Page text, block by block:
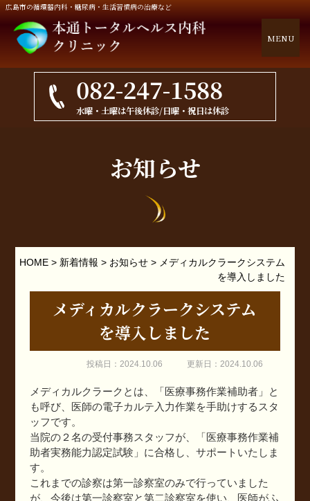
広島市の循環器内科・糖尿病・生活習慣病の治療など
MENU
082-247-1588
水曜・土曜は午後休診/日曜・祝日は休診
お知らせ
HOME> 新着情報 > お知らせ> メディカルクラークシステム
を導入しました
メディカルクラークシステム
を導入しました
投稿日：2024.10.06 更新日：2024.10.06
メディカルクラークとは、「医療事務作業補助者」と
も呼び、医師の電子カルテ入力作業を手助けするスタ
ッフです。
当院の２名の受付事務スタッフが、「医療事務作業補
助者実務能力認定試験」に合格し、サポートいたしま
す。
これまでの診察は第一診察室のみで行っていました
が、今後は第一診察室と第二診察室を使い、医師がふ